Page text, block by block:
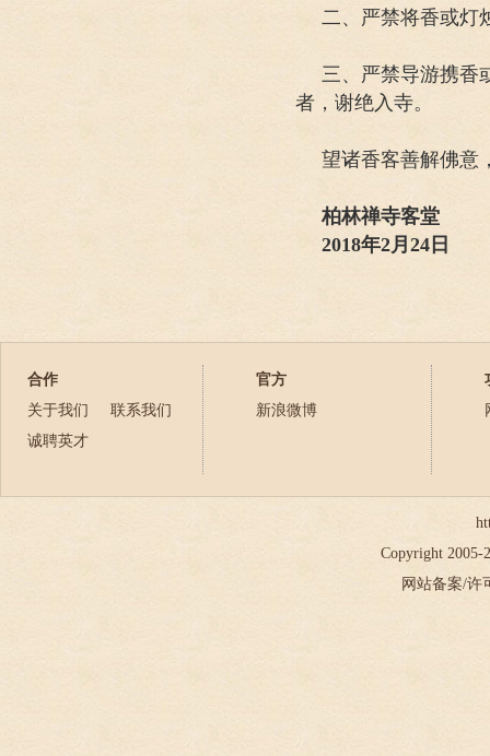
二、严禁将香或灯
三、严禁导游携香
者，谢绝入寺。
望诸香客善解佛意
柏林禅寺客堂
2018年2月24日
合作
关于我们
联系我们
诚聘英才
官方
新浪微博
Copyright 2005-
网站备案/许